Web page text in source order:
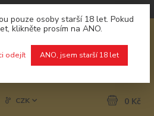
pouze osoby starší 18 let. Pokud
klikněte prosím na ANO.
odejít ANO, jsem starší 18 let
CZK 0 Kč